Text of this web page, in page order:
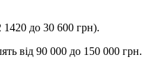
1420 до 30 600 грн).
від 90 000 до 150 000 грн.